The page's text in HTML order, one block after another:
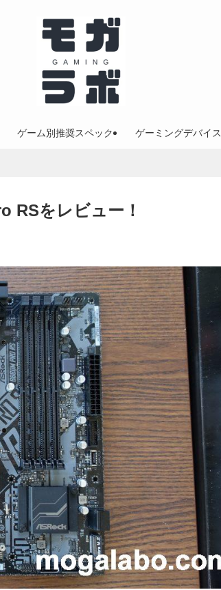
ゲーム別推奨スペック ゲーミングデバイス
RSをレビュー！